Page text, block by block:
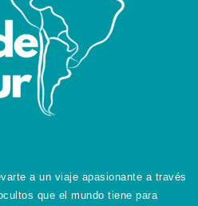
a un viaje apasionante a través
que el mundo tiene para